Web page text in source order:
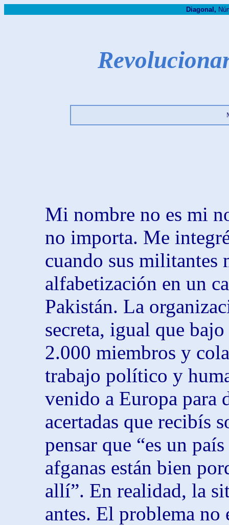
Diagonal,
Mi nombre no es mi
no importa. Me
cuando sus militantes
alfabetización en un
Pakistán. La
secreta, igual que
2.000 miembros y
trabajo político y
venido a Europa para
acertadas que recibís
pensar que “es un
afganas están bien
allí”. En realidad, la
antes. El problema no